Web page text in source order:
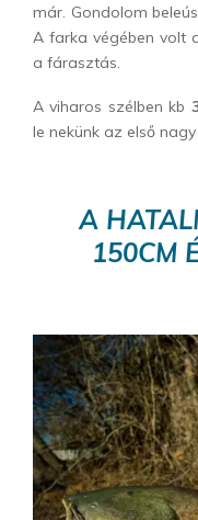
már. Gondolom
A farka végében volt
a fárasztás.
A viharos szélben kb
le nekünk az első
A
150CM